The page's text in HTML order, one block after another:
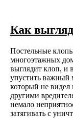
Как
Постельные
многоэтажных
выглядит клоп, и
упустить важный
который не видел
другими
немало
затягивать с